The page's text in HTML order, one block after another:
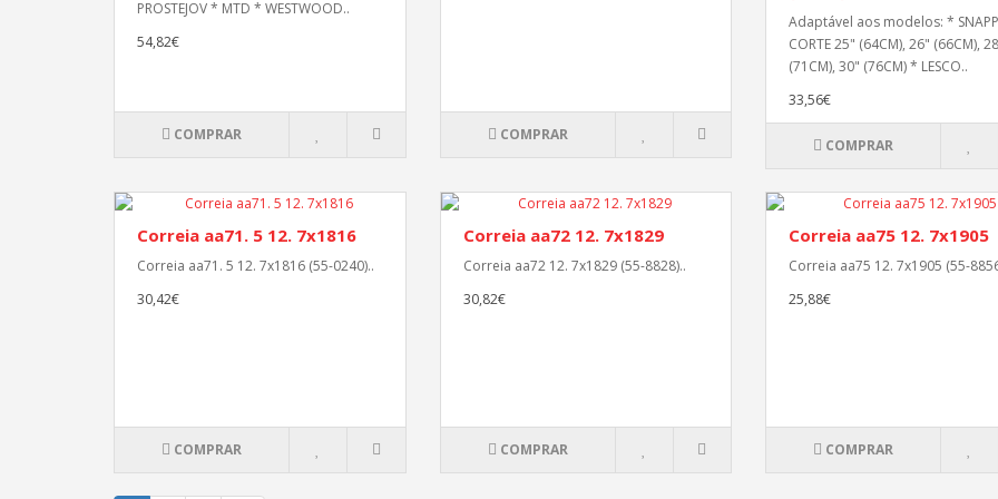
PROSTEJOV * MTD * WESTWOOD..
54,82€
COMPRAR COMPRAR
Adaptável aos modelos: *
CORTE 25" (64CM), 26" (66CM),
(71CM), 30" (76CM) * LESCO..
33,56€
COMPRAR
Correia aa71. 5 12. 7x1816
Correia aa71. 5 12. 7x1816 (55-0240)..
30,42€
COMPRAR
Correia aa72 12. 7x1829
Correia aa72 12. 7x1829 (55-8828)..
30,82€
COMPRAR
Correia aa75 12. 7x1905
Correia aa75 12. 7x1905 (55-
25,88€
COMPRAR